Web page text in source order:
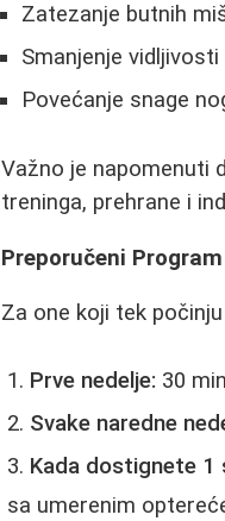
Zatezanje butnih
Smanjenje
Povećanje snage
Važno je napomenuti
treninga, prehrane i
Preporučeni
Za one koji tek
Prve nedelje: 30
Svake naredne
Kada dostignete 1
sa umerenim